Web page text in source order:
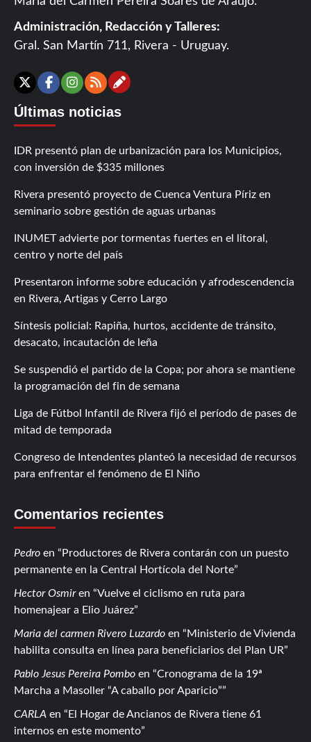
Administración, Redacción y Talleres:
Gral. San Martín 711, Rivera - Uruguay.
X Facebook
Instagram
RSSContáctanos
Últimas noticias
IDR presentó plan de urbanización para los Municipios,
con inversión de $335 millones
Rivera presentó proyecto de Cuenca Ventura Píriz en
seminario sobre gestión de aguas urbanas
INUMET advierte por tormentas fuertes en el litoral,
centro y norte del país
Presentaron informe sobre educación y afrodescendencia
en Rivera, Artigas y Cerro Largo
Síntesis policial: Rapiña, hurtos, accidente de tránsito,
desacato, incautación de leña
Se suspendió el partido de la Copa; por ahora se mantiene
la programación del fin de semana
Liga de Fútbol Infantil de Rivera fijó el período de pases de
mitad de temporada
Congreso de Intendentes planteó la necesidad de recursos
para enfrentar el fenómeno de El Niño
Comentarios recientes
Pedro en
Productores de Rivera contarán con un puesto
permanente en la Central Hortícola del Norte
Hector Osmiren
Vuelve el ciclismo en ruta para
homenajear a Elio Juárez
Maria del carmen Rivero Luzardo en
Ministerio de Vivienda
habilita consulta en línea para beneficiarios del Plan UR
Pablo Jesus Pereira Pombo en
Cronograma de la 19ª
Marcha a Masoller “A caballo por Aparicio”
CARLA en
El Hogar de Ancianos de Rivera tiene 61
internos en este momento